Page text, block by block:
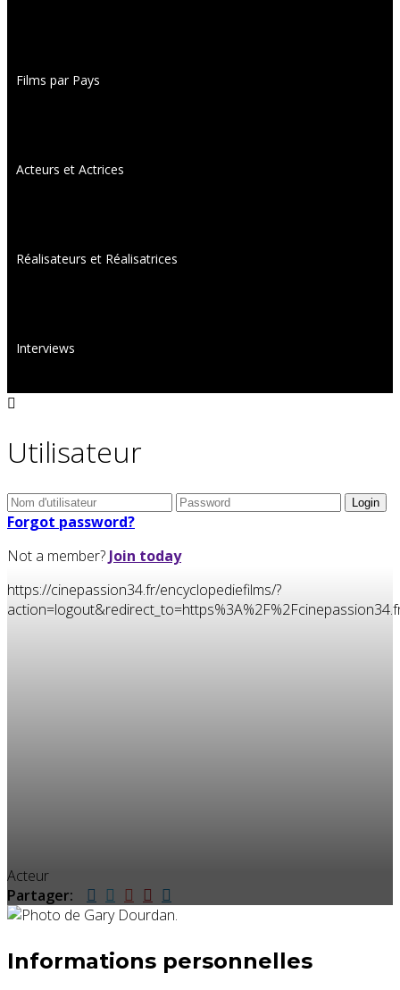
Films par Pays
Acteurs et Actrices
Réalisateurs et Réalisatrices
Interviews
Utilisateur
Forgot password?
Not a member? Join today
https://cinepassion34.fr/encyclopediefilms/?
Acteur
Partager:
Informations personnelles